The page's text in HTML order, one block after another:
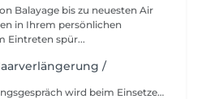
Balayage bis zu neuesten Air
Wohlfühlsalon ! Schon beim Eintreten spür...
/
-Simplie Wefts- Das Beratungsgespräch wird beim Einsetzen verrechnet inkl. einer kostenlosen Extensions-Bürste als Goodie für dich gratis dazu! Jetzt Termin sichern!